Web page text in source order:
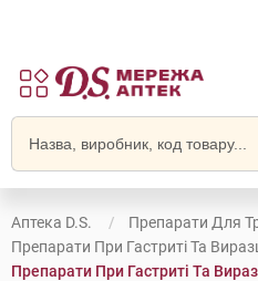
Аптека D.S.
Препарати Для
Препарати При Гастриті Та
Препарати При Гастриті Та